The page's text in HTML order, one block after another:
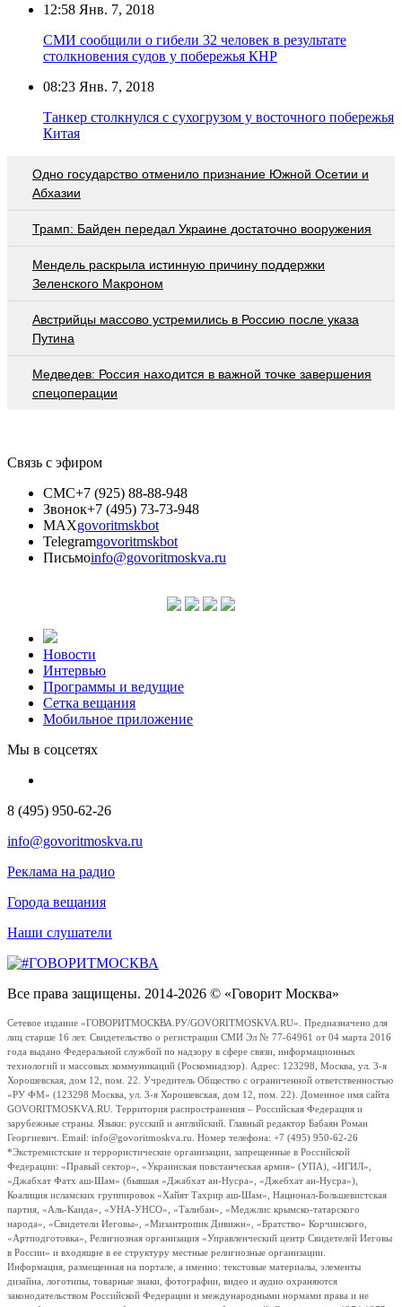
12:58 Янв. 7, 2018
СМИ сообщили о гибели 32 человек в результате
столкновения судов у побережья КНР
08:23 Янв. 7, 2018
Танкер столкнулся с сухогрузом у восточного побережья
Китая
Одно государство отменило признание Южной Осетии и
Абхазии
Трамп: Байден передал Украине достаточно вооружения
Мендель раскрыла истинную причину поддержки
Зеленского Макроном
Австрийцы массово устремились в Россию после указа
Путина
Медведев: Россия находится в важной точке завершения
спецоперации
Связь с эфиром
СМС+7 (925) 88-88-948
Звонок+7 (495) 73-73-948
MAXgovoritmskbot
Telegramgovoritmskbot
Письмоinfo@govoritmoskva.ru
Новости
Интервью
Программы и ведущие
Сетка вещания
Мобильное приложение
Мы в соцсетях
8 (495) 950-62-26
info@govoritmoskva.ru
Реклама на радио
Города вещания
Наши слушатели
Все права защищены. 2014-2026 © «Говорит Москва»
Сетевое издание «ГОВОРИТМОСКВА.РУ/GOVORITMOSKVA.RU». Предназначено для
лиц старше 16 лет. Свидетельство о регистрации СМИ Эл № 77-64961 от 04 марта 2016
года выдано Федеральной службой по надзору в сфере связи, информационных
технологий и массовых коммуникаций (Роскомнадзор). Адрес: 123298, Москва, ул. 3-я
Хорошевская, дом 12, пом. 22. Учредитель Общество с ограниченной ответственностью
«РУ ФМ» (123298 Москва, ул. 3-я Хорошевская, дом 12, пом. 22). Доменное имя сайта
GOVORITMOSKVA.RU. Территория распространения – Российская Федерация и
зарубежные страны. Языки: русский и английский. Главный редактор Бабаян Роман
Георгиевич. Email: info@govoritmoskva.ru. Номер телефона: +7 (495) 950-62-26
*Экстремистские и террористические организации, запрещенные в Российской
Федерации: «Правый сектор», «Украинская повстанческая армия» (УПА), «ИГИЛ»,
«Джабхат Фатх аш-Шам» (бывшая «Джабхат ан-Нусра», «Джебхат ан-Нусра»),
Коалиция исламских группировок «Хайят Тахрир аш-Шам», Национал-Большевистская
партия, «Аль-Каида», «УНА-УНСО», «Талибан», «Меджлис крымско-татарского
народа», «Свидетели Иеговы», «Мизантропик Дивижн», «Братство» Корчинского,
«Артподготовка», Религиозная организация «Управленческий центр Свидетелей Иеговы
в России» и входящие в ее структуру местные религиозные организации.
Информация, размещенная на портале, а именно: текстовые материалы, элементы
дизайна, логотипы, товарные знаки, фотографии, видео и аудио охраняются
законодательством Российской Федерации и международными нормами права и не